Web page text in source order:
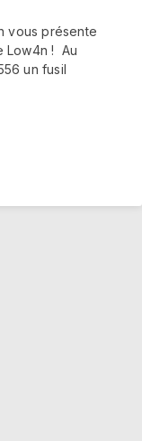
vous présente
Low4n ! Au
un fusil